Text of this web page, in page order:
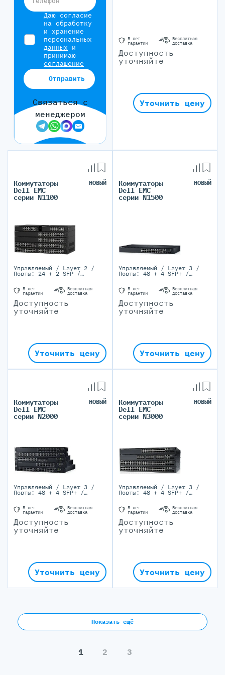
Даю согласие
на обработку
и хранение
персональных
данных и
принимаю
соглашение
Отправить
Связаться с
менеджером
5 лет
гарантии
Бесплатная
доставка
Доступность
уточняйте
Уточнить цену
Коммутаторы
Dell EMC
серии N1100
НОВЫЙ
Управляемый / Layer 2 /
Порты: 24 + 2 SFP /
5 лет
гарантии
Бесплатная
доставка
Доступность
уточняйте
Уточнить цену
Коммутаторы
Dell EMC
серии N1500
НОВЫЙ
Управляемый / Layer 3 /
Порты: 48 + 4 SFP+ /
5 лет
гарантии
Бесплатная
доставка
Доступность
уточняйте
Уточнить цену
Коммутаторы
Dell EMC
серии N2000
НОВЫЙ
Управляемый / Layer 3 /
Порты: 48 + 4 SFP+ /
5 лет
гарантии
Бесплатная
доставка
Доступность
уточняйте
Уточнить цену
Коммутаторы
Dell EMC
серии N3000
НОВЫЙ
Управляемый / Layer 3 /
Порты: 48 + 4 SFP+ /
5 лет
гарантии
Бесплатная
доставка
Доступность
уточняйте
Уточнить цену
Показать ещё
1 2 3